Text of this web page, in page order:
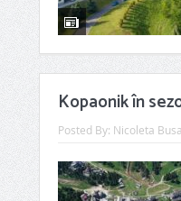
Kopaonik în
Posted By: Nicoleta Busa